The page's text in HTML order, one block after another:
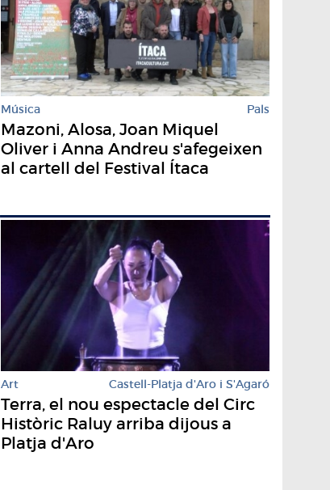
Música Pals
Mazoni, Alosa, Joan Miquel
Oliver i Anna Andreu s'afegeixen
al cartell del Festival Ítaca
Art Castell-Platja d'Aro i S'Agaró
Terra, el nou espectacle del Circ
Històric Raluy arriba dijous a
Platja d'Aro